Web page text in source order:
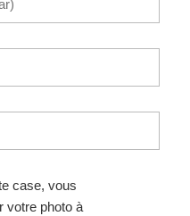
case, vous
votre photo à